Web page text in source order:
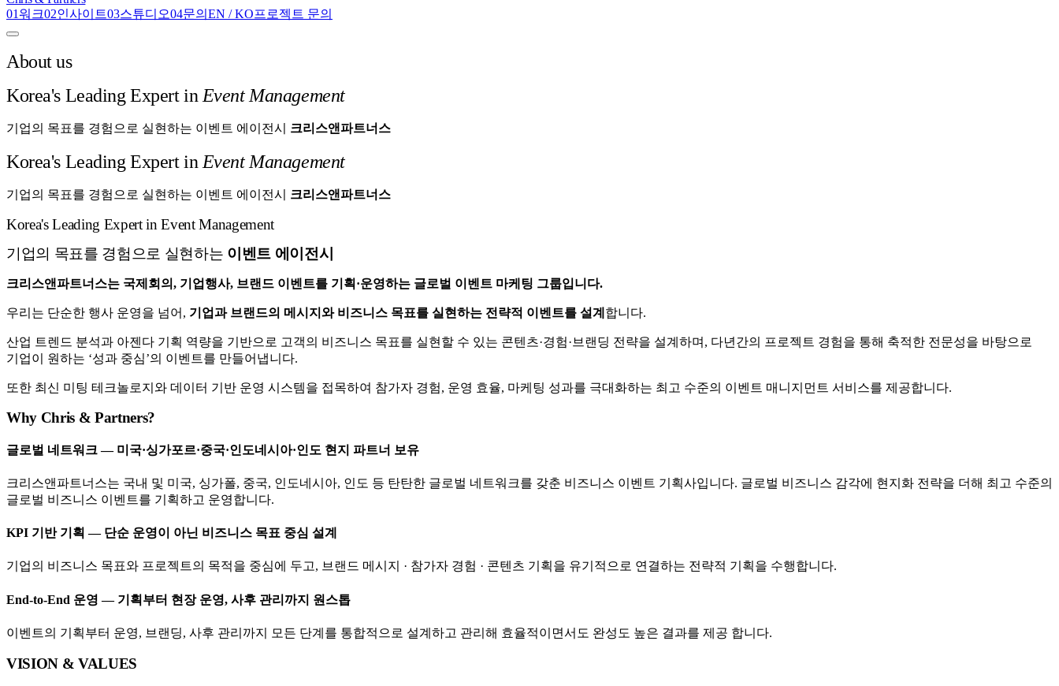
01워크02인사이트03스튜디오04문의 EN /KO프로젝트 문의
About us
Korea's Leading Expert in Event Management
기업의 목표를 경험으로 실현하는 이벤트 에이전시 크리스앤파트너스
Korea's Leading Expert in Event Management
기업의 목표를 경험으로 실현하는 이벤트 에이전시 크리스앤파트너스
Korea's Leading Expert in Event Management
기업의 목표를 경험으로 실현하는 이벤트 에이전시
크리스앤파트너스는 국제회의, 기업행사, 브랜드 이벤트를 기획·운영하는 글로벌 이벤트 마케팅 그룹입니다.
우리는 단순한 행사 운영을 넘어, 기업과 브랜드의 메시지와 비즈니스 목표를 실현하는 전략적 이벤트를 설계 합니다.
산업 트렌드 분석과 아젠다 기획 역량을 기반으로 고객의 비즈니스 목표를 실현할 수 있는 콘텐츠·경험·브랜딩 전략을 설계하며, 다년간의 프로젝트 경험을 통해 축적한 전문성을 바탕으로
기업이 원하는 ‘성과 중심’의 이벤트를 만들어냅니다.
또한 최신 미팅 테크놀로지와 데이터 기반 운영 시스템을 접목하여 참가자 경험, 운영 효율, 마케팅 성과를 극대화하는 최고 수준의 이벤트 매니지먼트 서비스를 제공합니다.
Why Chris & Partners?
글로벌 네트워크 — 미국·싱가포르·중국·인도네시아·인도 현지 파트너 보유
크리스앤파트너스는 국내 및 미국, 싱가폴, 중국, 인도네시아, 인도 등 탄탄한 글로벌 네트워크를 갖춘 비즈니스 이벤트 기획사입니다. 글로벌 비즈니스 감각에 현지화 전략을 더해 최고 수준의
글로벌 비즈니스 이벤트를 기획하고 운영합니다.
KPI 기반 기획 — 단순 운영이 아닌 비즈니스 목표 중심 설계
기업의 비즈니스 목표와 프로젝트의 목적을 중심에 두고, 브랜드 메시지 · 참가자 경험 · 콘텐츠 기획을 유기적으로 연결하는 전략적 기획을 수행합니다.
End-to-End 운영 — 기획부터 현장 운영, 사후 관리까지 원스톱
이벤트의 기획부터 운영, 브랜딩, 사후 관리까지 모든 단계를 통합적으로 설계하고 관리해 효율적이면서도 완성도 높은 결과를 제공 합니다.
VISION & VALUES